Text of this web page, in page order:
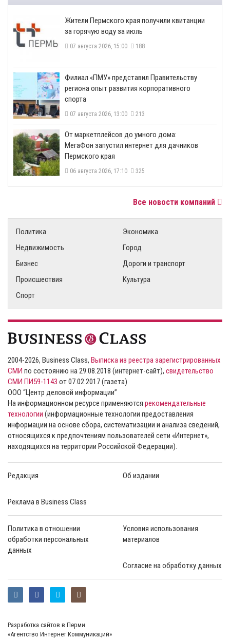
​Жители Пермского края получили квитанции
за горячую воду за июль
07 августа 2026, 15:00 188
​Филиал «ПМУ» представил Правительству
региона опыт развития корпоративного
спорта
07 августа 2026, 13:00 213
От маркетплейсов до умного дома:
МегаФон запустил интернет для дачников
Пермского края
06 августа 2026, 17:10 325
Все новости компаний
Политика
Экономика
Недвижимость
Город
Бизнес
Дороги и транспорт
Происшествия
Культура
Спорт
2004-2026, Business Class, Выписка из реестра зарегистрированных
СМИ по состоянию на 29.08.2018 (интернет-сайт), свидетельство
СМИ ПИ59-1143 от 07.02.2017 (газета)
ООО “Центр деловой информации”
На информационном ресурсе применяются рекомендательные
технологии (информационные технологии предоставления
информации на основе сбора, систематизации и анализа сведений,
относящихся к предпочтениям пользователей сети «Интернет»,
находящихся на территории Российской Федерации).
Редакция Об издании
Реклама в Business Class
Политика в отношении
обработки персональных
данных
Условия использования
материалов
Согласие на обработку данных
Разработка сайтов в Перми
«Агентство Интернет Коммуникаций»